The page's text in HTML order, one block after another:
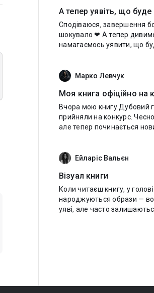
А тепер уявіть, що буде
Сподіваюся, завершення
шокувало ❤ А тепер
намагаємось уявити, що
подряпину.
Марко Левчук
Моя книга офіційно на
Вчора мою книгу Дубовий гай офіційно
прийняли на конкурс.
але тепер починається
Ейларіс Вальєн
Візуал книги
Коли читаєш книгу, у
народжуються образи —
уяві, але часто